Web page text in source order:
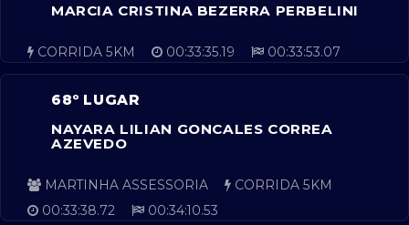
MARCIA CRISTINA BEZERRA PERBELINI
CORRIDA 5KM 00:33:35.19 00:33:53.07
68º LUGAR
NAYARA LILIAN GONCALES CORREA
AZEVEDO
MARTINHA ASSESSORIA
CORRIDA 5KM
00:33:38.72
00:34:10.53